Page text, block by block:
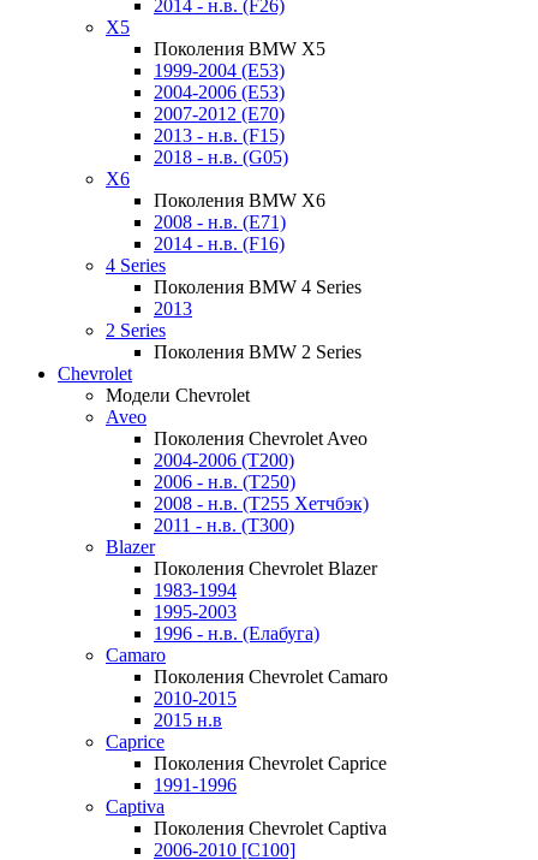
2014 - н.в. (F26)
X5
Поколения BMW X5
1999-2004 (E53)
2004-2006 (E53)
2007-2012 (E70)
2013 - н.в. (F15)
2018 - н.в. (G05)
X6
Поколения BMW X6
2008 - н.в. (E71)
2014 - н.в. (F16)
4 Series
Поколения BMW 4 Series
2013
2 Series
Поколения BMW 2 Series
Chevrolet
Модели Chevrolet
Aveo
Поколения Chevrolet Aveo
2004-2006 (T200)
2006 - н.в. (T250)
2008 - н.в. (T255 Хетчбэк)
2011 - н.в. (Т300)
Blazer
Поколения Chevrolet Blazer
1983-1994
1995-2003
1996 - н.в. (Елабуга)
Camaro
Поколения Chevrolet Camaro
2010-2015
2015 н.в
Caprice
Поколения Chevrolet Caprice
1991-1996
Captiva
Поколения Chevrolet Captiva
2006-2010 [C100]